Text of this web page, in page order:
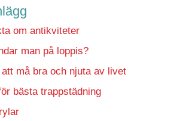
om antikviteter
man på loppis?
må bra och njuta av livet
bästa trappstädning